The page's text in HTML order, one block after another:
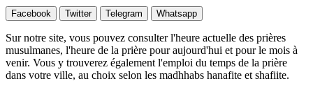
Facebook Twitter Telegram Whatsapp
Sur notre site, vous pouvez consulter l'heure actuelle des prières
musulmanes, l'heure de la prière pour aujourd'hui et pour le mois à
venir. Vous y trouverez également l'emploi du temps de la prière
dans votre ville, au choix selon les madhhabs hanafite et shafiite.